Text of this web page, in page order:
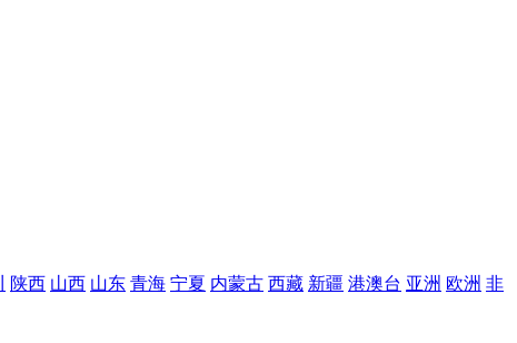
陕西 山西 山东 青海 宁夏 内蒙古 西藏 新疆 港澳台 亚洲 欧洲 非